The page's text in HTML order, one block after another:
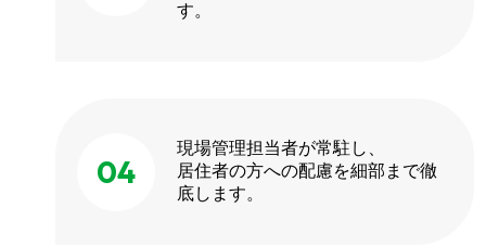
す。
04
現場管理担当者が常駐し、
居住者の方への配慮を細部まで徹
底します。